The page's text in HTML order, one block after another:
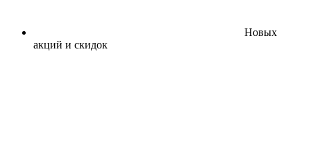
Новых
акций и скидок